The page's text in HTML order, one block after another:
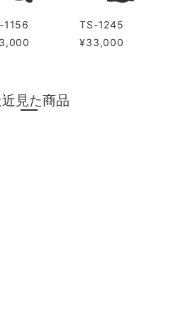
1156
TS-1245
¥33,000
見た商品